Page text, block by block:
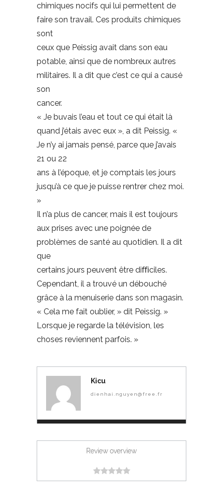
chimiques nocifs qui lui permettent de
faire son travail. Ces produits chimiques
sont
ceux que Peissig avait dans son eau
potable, ainsi que de nombreux autres
militaires. Il a dit que c’est ce qui a causé
son
cancer.
« Je buvais l’eau et tout ce qui était là
quand j’étais avec eux », a dit Peissig. «
Je n’y ai jamais pensé, parce que j’avais
21 ou 22
ans à l’époque, et je comptais les jours
jusqu’à ce que je puisse rentrer chez moi.
»
Il n’a plus de cancer, mais il est toujours
aux prises avec une poignée de
problèmes de santé au quotidien. Il a dit
que
certains jours peuvent être diﬃciles.
Cependant, il a trouvé un débouché
grâce à la menuiserie dans son magasin.
« Cela me fait oublier, » dit Peissig. »
Lorsque je regarde la télévision, les
choses reviennent parfois. »
Kicu
dienhai.nguyen@free.fr
Review overview